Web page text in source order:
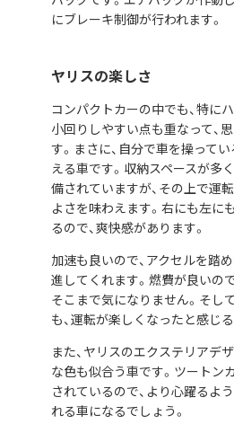
にブレーキ制御が行われます。
ヤリスの楽しさ
コンパクトカーの中でも、特に
小回りしやすい点も重なって、
す。まさに、自分で車を操って
える車です。収納スペースが多
備されていますが、その上で運
よさを味わえます。右にも左に
るので、爽快感があります。
加速も良いので、アクセルを踏
進してくれます。燃費が良いの
そこまで気になりません。そし
も、運転が楽しくなったと感じる
また、ヤリスのエクステリアデ
な色も似合う車です。ツートン
されているので、より心躍るよ
れる車になるでしょう。